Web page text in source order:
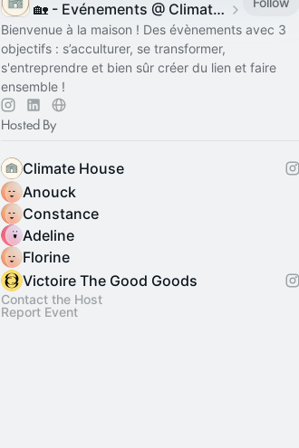
🏡 - Evénements @ Climate House
Bienvenue à la maison ! Des évènements avec 3
objectifs : s’acculturer, se transformer,
s'entreprendre et bien sûr créer du lien et faire
ensemble !
Hosted By
Climate House
Anouck
Constance
Adeline
Florine
Victoire The Good Goods
Contact the Host
Report Event